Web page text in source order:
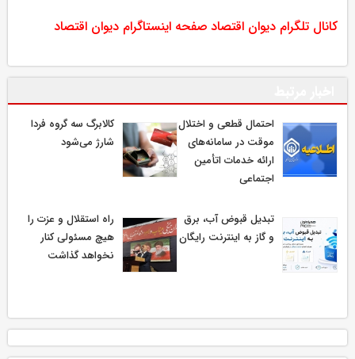
کانال تلگرام دیوان اقتصاد صفحه اینستاگرام دیوان اقتصاد
احتمال قطعی و اختلال
موقت در سامانه‌های
ارائه خدمات اتأمین
اجتماعی
کالابرگ سه گروه فردا
شارژ می‌شود
تبدیل قبوض آب، برق
و گاز به اینترنت رایگان
راه استقلال و عزت را
هیچ مسئولی کنار
نخواهد گذاشت